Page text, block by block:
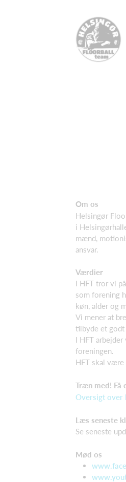
Om os
Helsingør
i
mænd,
ansvar.
Værdier
I HFT tror vi
som forening
køn, alder og
Vi mener at
tilbyde et godt
I HFT
foreningen.
HFT skal
Træn med! Få
Oversigt over
Læs seneste
Se seneste
Mød os